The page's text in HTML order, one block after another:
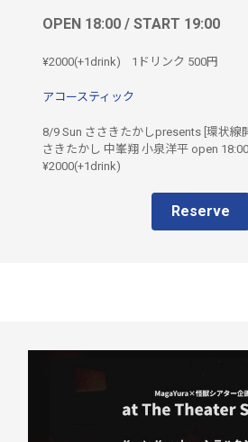
OPEN 18:00 / START 19:00
¥2000(+1drink) 1ドリンク 500円
アコースティック
8/9 Sun ささきたかしpresents [環状線
さきたかし 中峯翔 小泉洋平 open
¥2000(+1drink)
Reserve